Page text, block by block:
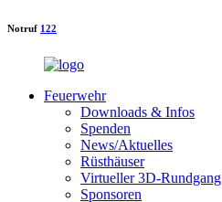
Notruf 122
Feuerwehr
Downloads & Infos
Spenden
News/Aktuelles
Rüsthäuser
Virtueller 3D-Rundgang
Sponsoren